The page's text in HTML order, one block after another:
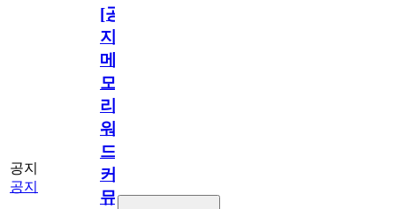
공지
공지
[공
지]
메
모
리
워
드
커
뮤